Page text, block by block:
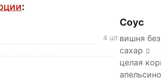
:
4 шт.
Соус
вишня
сахар
целая